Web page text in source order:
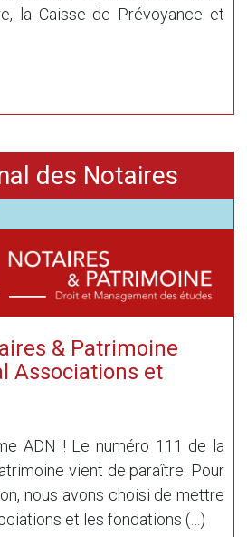
la Caisse de Prévoyance et
des Notaires
& Patrimoine
Associations et
ADN ! Le numéro 111 de la
vient de paraître. Pour
nous avons choisi de mettre
et les fondations (…)